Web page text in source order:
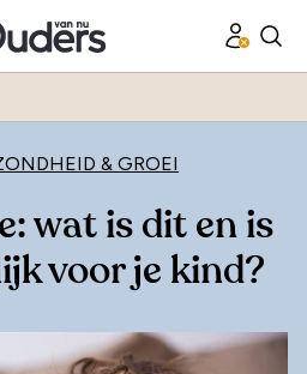
& GROEI
wat is dit en is
voor je kind?